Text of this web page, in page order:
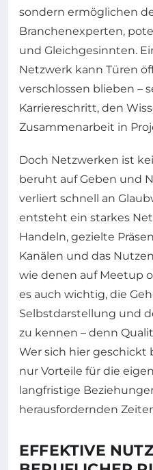
sondern ermöglichen
Branchenexperten,
und Gleichgesinnten.
Netzwerk kann Türen
verschlossen blieben –
Karriereschritt, den
Zusammenarbeit in
Doch Netzwerken ist
beruht auf Geben und
verliert schnell an
entsteht ein starkes
Handeln, gezielte
Kanälen und das
wie denen auf Meetup
es auch wichtig, die
Selbstdarstellung und
zu kennen – denn
Wer sich hier geschickt
nur Vorteile für die
langfristige
herausfordernden
EFFEKTIVE